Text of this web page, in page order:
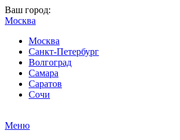
Ваш город:
Москва
Москва
Санкт-Петербург
Волгоград
Самара
Саратов
Сочи
Меню